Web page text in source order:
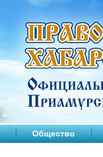
Общество